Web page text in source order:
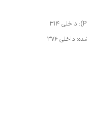
داخلی ۳۷۶